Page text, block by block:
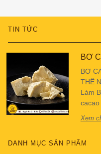
TIN TỨC
BƠ
BƠ
THẾ
Làm
cacao
Xem
DANH MỤC SẢN PHẨM